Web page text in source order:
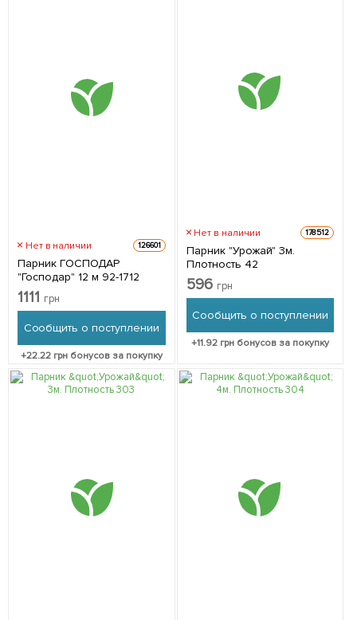
Нет в наличии 126601
Парник ГОСПОДАР
"Господар" 12 м 92-1712
1111 грн
Сообщить о поступлении
+22.22грн бонусов за покупку
Нет в наличии 178512
Парник "Урожай" 3м.
Плотность 42
596 грн
Сообщить о поступлении
+11.92 грн бонусов за покупку